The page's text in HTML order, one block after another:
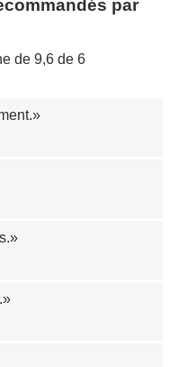
par
de 9,6 de 6